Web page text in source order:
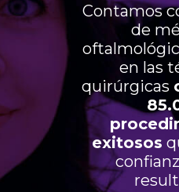
Contamos
de
en las
quirúrgicas
exitosos